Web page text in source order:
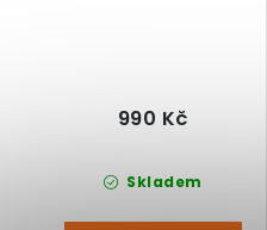
Skladem
990 Kč